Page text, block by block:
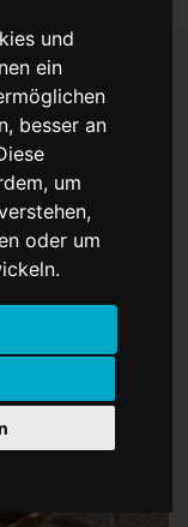
und
ein
besser an
um
oder um